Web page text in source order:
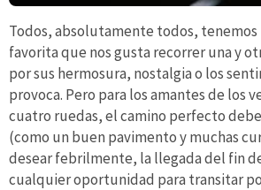
Todos, absolutamente todos, tenemos
favorita que nos gusta recorrer una y
por sus hermosura, nostalgia o los
provoca. Pero para los amantes de los
cuatro ruedas, el camino perfecto
(como un buen pavimento y muchas
desear febrilmente, la llegada del fin
cualquier oportunidad para transitar